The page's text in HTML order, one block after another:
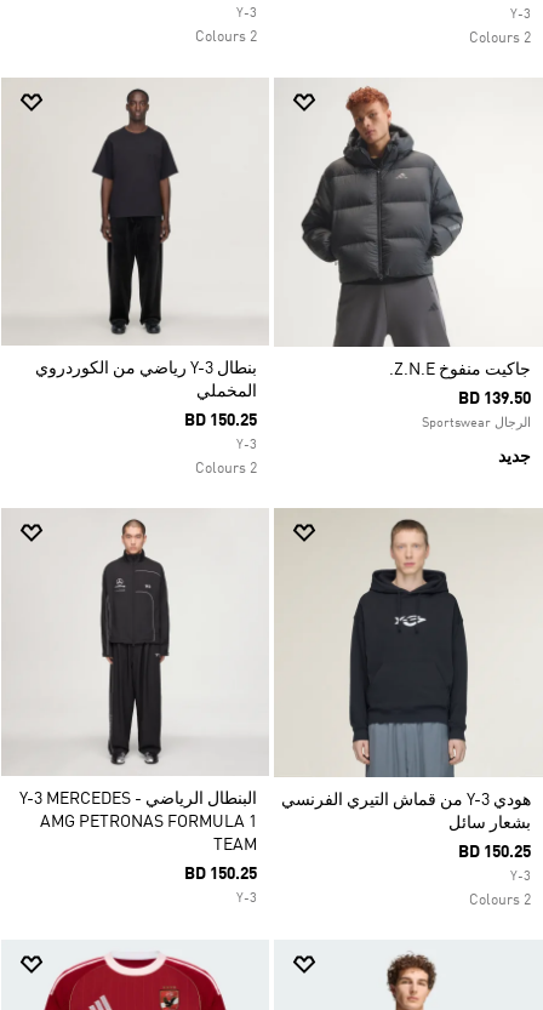
Y-3
2 Colours
Y-3
2 Colours
جاكيت منفوخ Z.N.E.
BD 139.50
الرجال Sportswear
جديد
بنطال Y-3 رياضي من الكوردروي
المخملي
BD 150.25
Y-3
2 Colours
هودي Y-3 من قماش التيري الفرنسي
بشعار سائل
BD 150.25
Y-3
2 Colours
البنطال الرياضي Y-3 MERCEDES -
AMG PETRONAS FORMULA 1
TEAM
BD 150.25
Y-3